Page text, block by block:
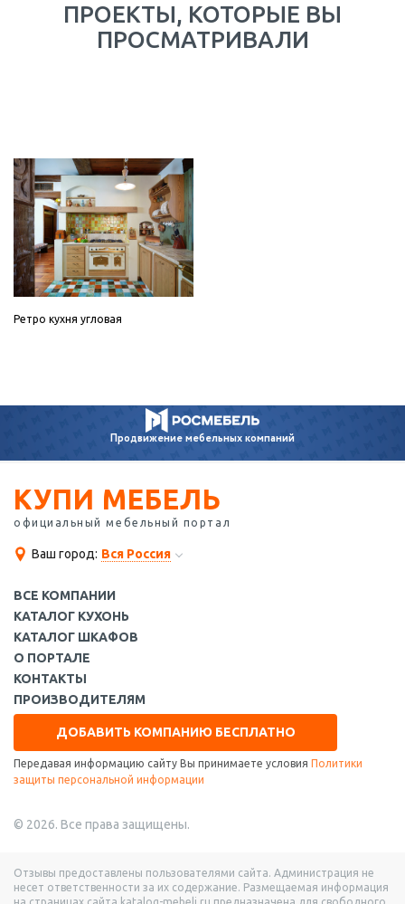
ПРОЕКТЫ, КОТОРЫЕ ВЫ
ПРОСМАТРИВАЛИ
Ретро кухня угловая
Продвижениемебельных компаний
КУПИ МЕБЕЛЬ
официальный мебельный портал
Ваш город: Вся Россия
ВСЕ КОМПАНИИ
КАТАЛОГ КУХОНЬ
КАТАЛОГ ШКАФОВ
О ПОРТАЛЕ
КОНТАКТЫ
ПРОИЗВОДИТЕЛЯМ
ДОБАВИТЬ КОМПАНИЮ БЕСПЛАТНО
Передавая информацию сайту Вы принимаете условия Политики
защиты персональной информации
© 2026. Все права защищены.
Отзывы предоставлены пользователями сайта. Администрация не
несет ответственности за их содержание. Размещаемая информация